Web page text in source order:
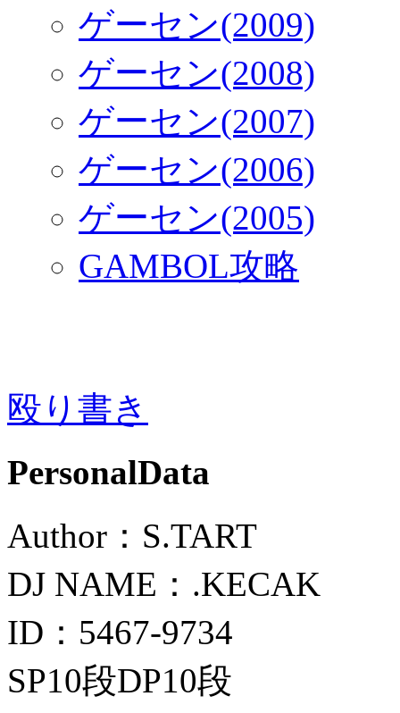
ゲーセン(2009)
ゲーセン(2008)
ゲーセン(2007)
ゲーセン(2006)
ゲーセン(2005)
GAMBOL攻略
殴り書き
PersonalData
Author：S.TART
DJ NAME：.KECAK
ID：5467-9734
SP10段DP10段